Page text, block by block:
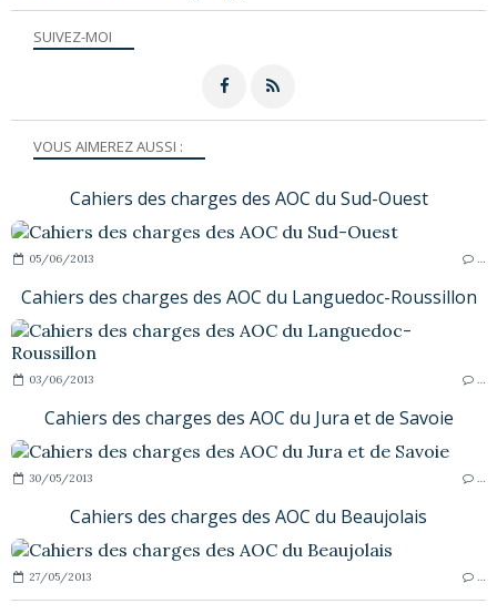
SUIVEZ-MOI
VOUS AIMEREZ AUSSI :
Cahiers des charges des AOC du Sud-Ouest
05/06/2013
Cahiers des charges des AOC du Languedoc-Roussillon
03/06/2013
Cahiers des charges des AOC du Jura et de Savoie
30/05/2013
Cahiers des charges des AOC du Beaujolais
27/05/2013